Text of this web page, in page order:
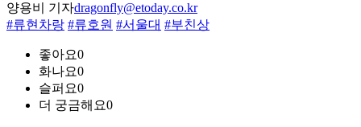
양용비 기자dragonfly@etoday.co.kr
#류현차랑 #류호원 #서울대 #부친상
좋아요0
화나요0
슬퍼요0
더 궁금해요0